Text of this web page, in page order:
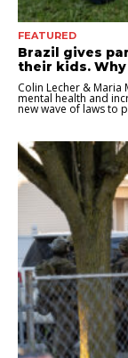
FEATURED
Brazil gives
their kids. Why
Colin Lecher & Maria
mental health and
new wave of laws to